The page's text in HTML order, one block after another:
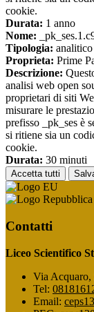
cookie.
Durata: 1 anno
Nome:
Tipologia: analitico
Proprieta: Prime
Descrizione:
analisi web open
proprietari di siti
misurare le
prefisso _pk_ses è
si ritiene sia un
cookie.
Durata: 30 minuti
Accetta tutti
Contatti
Liceo Scientifico
Via Acquaro,
Tel:
Email: